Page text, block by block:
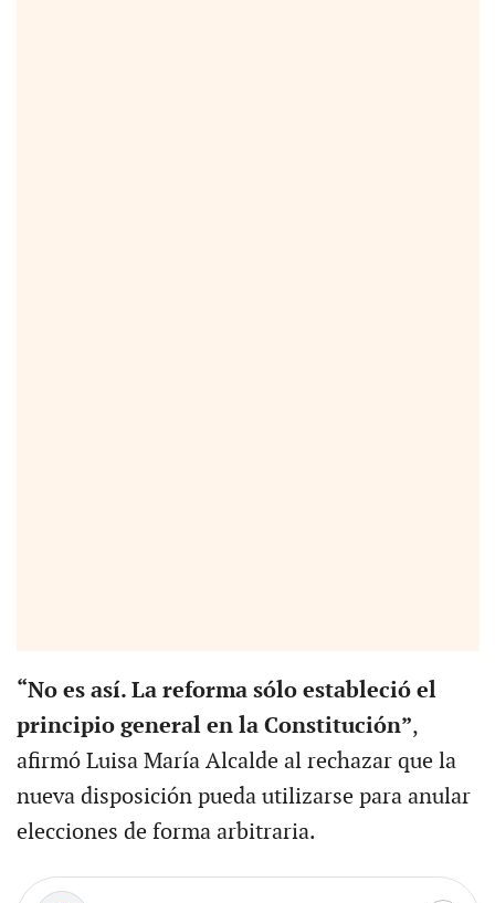
“No es así. La reforma sólo estableció el
principio general en la Constitución”,
afirmó Luisa María Alcalde al rechazar que la
nueva disposición pueda utilizarse para anular
elecciones de forma arbitraria.